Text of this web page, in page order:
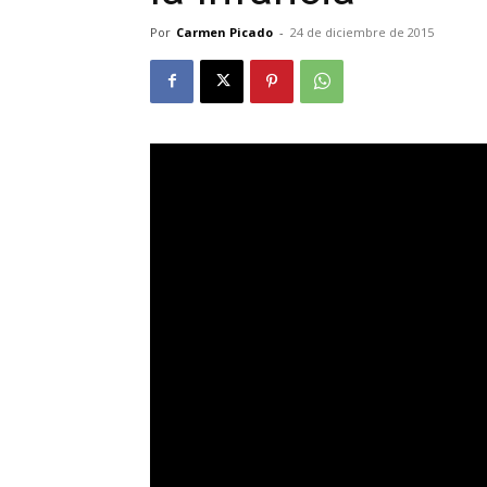
Por Carmen Picado - 24 de diciembre de 2015